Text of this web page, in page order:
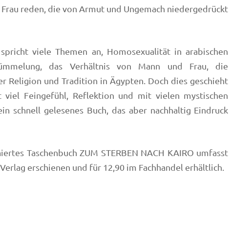
reden, die von Armut und Ungemach niedergedrückt
viele Themen an, Homosexualität in arabischen
das Verhältnis von Mann und Frau, die
Religion und Tradition in Ägypten. Doch dies geschieht
Feingefühl, Reflektion und mit vielen mystischen
schnell gelesenes Buch, das aber nachhaltig Eindruck
Taschenbuch ZUM STERBEN NACH KAIRO umfasst
erschienen und für 12,90 im Fachhandel erhältlich.